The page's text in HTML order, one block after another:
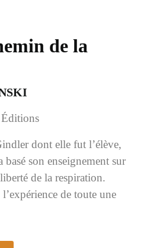
de la
dont elle fut l’élève,
son enseignement sur
de la respiration.
de toute une